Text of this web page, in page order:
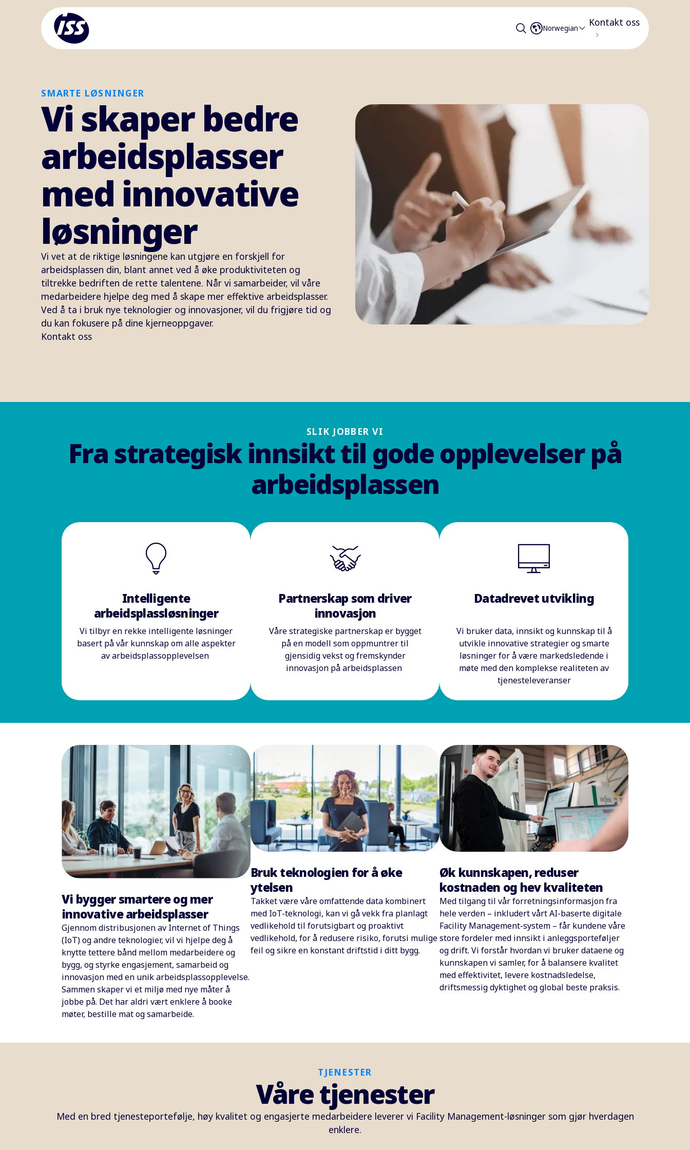
Norwegian Kontakt oss
SMARTE LØSNINGER
Vi skaper bedre
arbeidsplasser
med innovative
løsninger
Vi vet at de riktige løsningene kan utgjøre en forskjell for
arbeidsplassen din, blant annet ved å øke produktiviteten og
tiltrekke bedriften de rette talentene. Når vi samarbeider, vil våre
medarbeidere hjelpe deg med å skape mer effektive arbeidsplasser.
Ved å ta i bruk nye teknologier og innovasjoner, vil du frigjøre tid og
du kan fokusere på dine kjerneoppgaver.
Kontakt oss
SLIK JOBBER VI
Fra strategisk innsikt til gode opplevelser på
arbeidsplassen
Intelligente
arbeidsplassløsninger
Vi tilbyr en rekke intelligente løsninger
basert på vår kunnskap om alle aspekter
av arbeidsplassopplevelsen
Partnerskap som driver
innovasjon
Våre strategiske partnerskap er bygget
på en modell som oppmuntrer til
gjensidig vekst og fremskynder
innovasjon på arbeidsplassen
Datadrevet utvikling
Vi bruker data, innsikt og kunnskap til å
utvikle innovative strategier og smarte
løsninger for å være markedsledende i
møte med den komplekse realiteten av
tjenesteleveranser
Vi bygger smartere og mer
innovative arbeidsplasser
Gjennom distribusjonen av Internet of Things
(IoT) og andre teknologier, vil vi hjelpe deg å
knytte tettere bånd mellom medarbeidere og
bygg, og styrke engasjement, samarbeid og
innovasjon med en unik arbeidsplassopplevelse.
Sammen skaper vi et miljø med nye måter å
jobbe på. Det har aldri vært enklere å booke
møter, bestille mat og samarbeide.
Bruk teknologien for å øke
ytelsen
Takket være våre omfattende data kombinert
med IoT-teknologi, kan vi gå vekk fra planlagt
vedlikehold til forutsigbart og proaktivt
vedlikehold, for å redusere risiko, forutsi mulige
feil og sikre en konstant driftstid i ditt bygg.
Øk kunnskapen, reduser
kostnaden og hev kvaliteten
Med tilgang til vår forretningsinformasjon fra
hele verden – inkludert vårt AI-baserte digitale
Facility Management-system – får kundene våre
store fordeler med innsikt i anleggsporteføljer
og drift. Vi forstår hvordan vi bruker dataene og
kunnskapen vi samler, for å balansere kvalitet
med effektivitet, levere kostnadsledelse,
driftsmessig dyktighet og global beste praksis.
TJENESTER
Våre tjenester
Med en bred tjenesteportefølje, høy kvalitet og engasjerte medarbeidere leverer vi Facility Management-løsninger som gjør hverdagen
enklere.